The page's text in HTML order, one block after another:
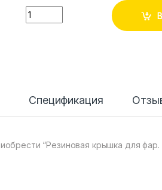
Количество
Спецификация
“Резиновая крышка для фар.